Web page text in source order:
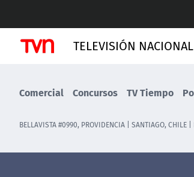
TELEVISIÓN
Comercial Concursos TV Tiempo
BELLAVISTA #0990, PROVIDENCIA | SANTIAGO, CHILE |